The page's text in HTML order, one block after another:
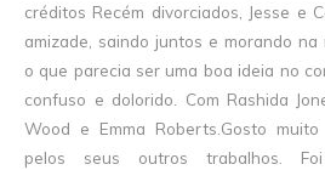
créditos Recém divorciados, Jesse e
amizade, saindo juntos e morando na
o que parecia ser uma boa ideia no
confuso e dolorido. Com Rashida
Wood e Emma Roberts.Gosto
pelos seus outros trabalhos.